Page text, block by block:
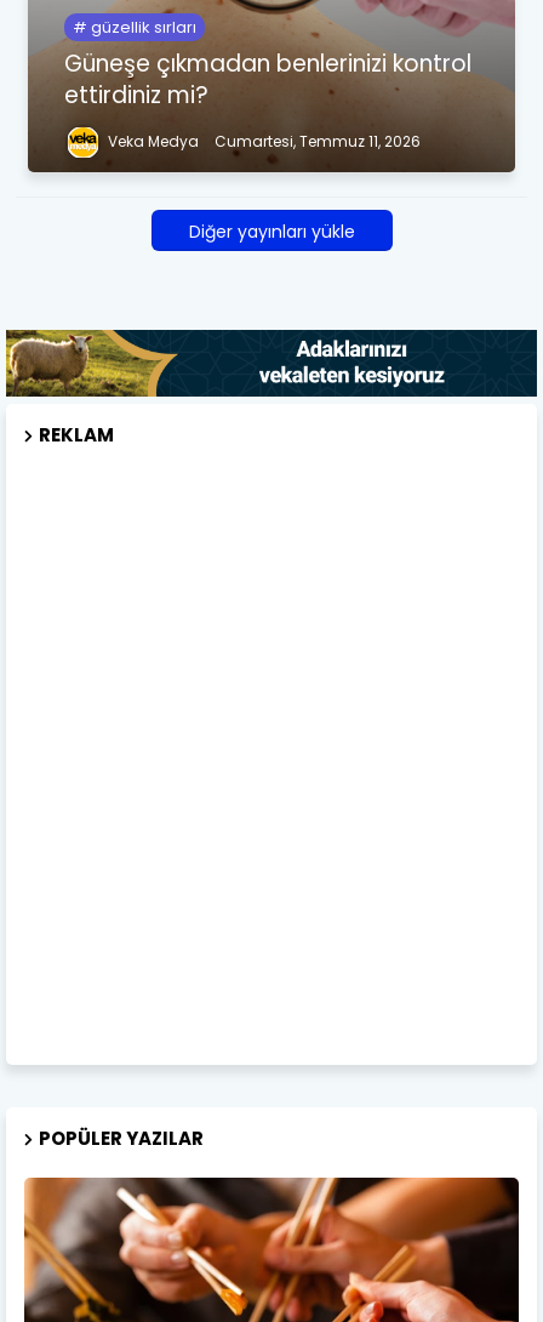
güzellik sırları
Güneşe çıkmadan benlerinizi kontrol
ettirdiniz mi?
Veka Medya Cumartesi, Temmuz 11, 2026
Diğer yayınları yükle
REKLAM
POPÜLER YAZILAR